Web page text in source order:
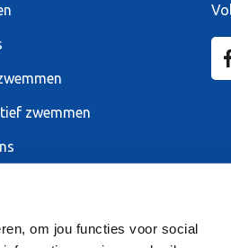
om jou functies voor social
zwemmen